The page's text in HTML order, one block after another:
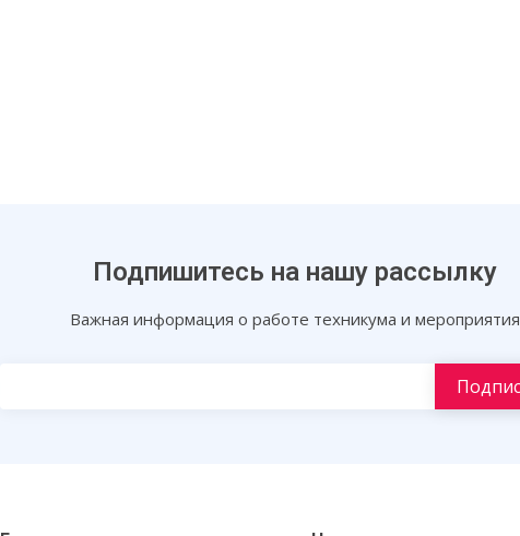
Подпишитесь на нашу рассылку
Важная информация о работе техникума и мероприятия